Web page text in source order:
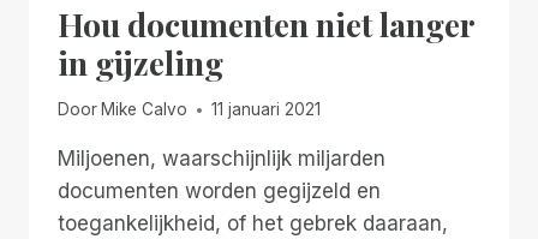
Hou documenten niet langer
in gijzeling
Door Mike Calvo 11 januari 2021
Miljoenen, waarschijnlijk miljarden
documenten worden gegijzeld en
toegankelijkheid, of het gebrek daaraan,